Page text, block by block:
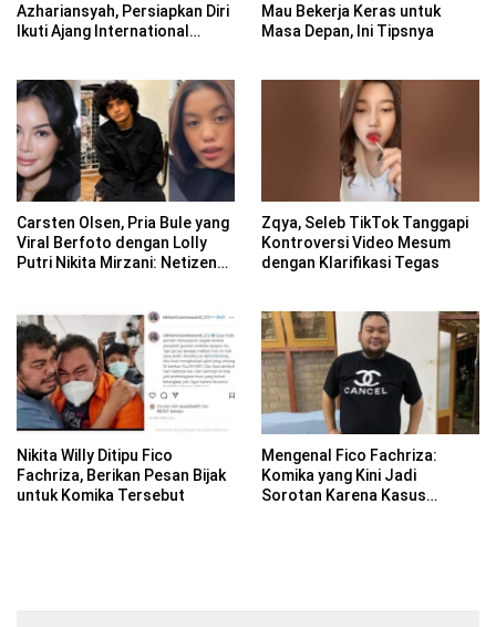
Azhariansyah, Persiapkan Diri
Ikuti Ajang International
Mau Bekerja Keras untuk
Masa Depan, Ini Tipsnya
Carsten Olsen, Pria Bule yang
Viral Berfoto dengan Lolly
Putri Nikita Mirzani: Netizen
Zqya, Seleb TikTok Tanggapi
Kontroversi Video Mesum
dengan Klarifikasi Tegas
Nikita Willy Ditipu Fico
Fachriza, Berikan Pesan Bijak
untuk Komika Tersebut
Mengenal Fico Fachriza:
Komika yang Kini Jadi
Sorotan Karena Kasus